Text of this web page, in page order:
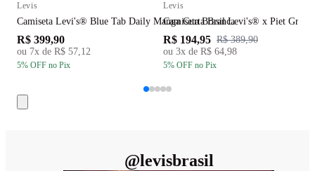
Levis
Camiseta Levi's® Blue Tab Daily Manga Curta Branca
R$ 399,90
ou 7x de R$ 57,12
5% OFF no Pix
Levis
Camiseta
R$ 194,95 R$ 389,90
ou 3x de R$ 64,98
5% OFF no Pix
@levisbrasil